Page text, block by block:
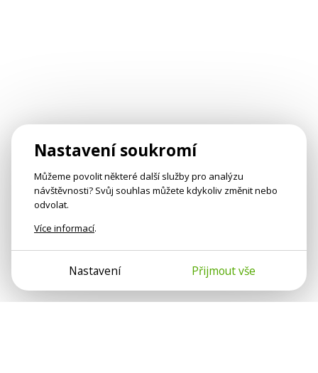
Nastavení soukromí
Můžeme povolit některé další služby pro analýzu
návštěvnosti? Svůj souhlas můžete kdykoliv změnit nebo
odvolat.
Více informací.
Nastavení Přijmout vše